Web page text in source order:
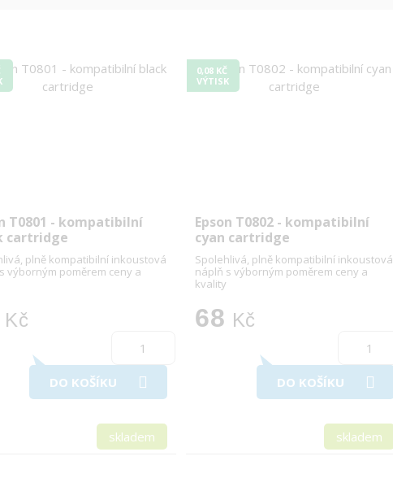
T0801 - kompatibilní
cartridge
plně kompatibilní inkoustová
výborným poměrem ceny a
Kč
DO KOŠÍKU
skladem
0,08 KČ
VÝTISK
Epson T0802 - kompatibilní
cyan cartridge
Spolehlivá, plně kompatibilní inkoustová
náplň s výborným poměrem ceny a
kvality
68 Kč
DO KOŠÍKU
skladem